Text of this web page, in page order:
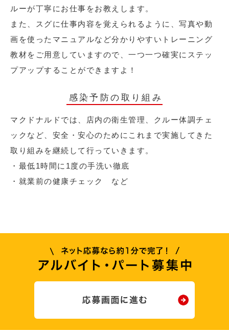
ルーが丁寧にお仕事をお教えします。
また、スグに仕事内容を覚えられるように、写真や動
画を使ったマニュアルなど分かりやすいトレーニング
教材をご用意していますので、一つ一つ確実にステッ
プアップすることができますよ！
感染予防の取り組み
マクドナルドでは、店内の衛生管理、クルー体調チェ
ックなど、安全・安心のためにこれまで実施してきた
取り組みを継続して行っていきます。
・最低1時間に1度の手洗い徹底
・就業前の健康チェック など